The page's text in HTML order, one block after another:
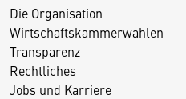
Die Organisation
Wirtschaftskammerwahlen
Transparenz
Rechtliches
Jobs und Karriere